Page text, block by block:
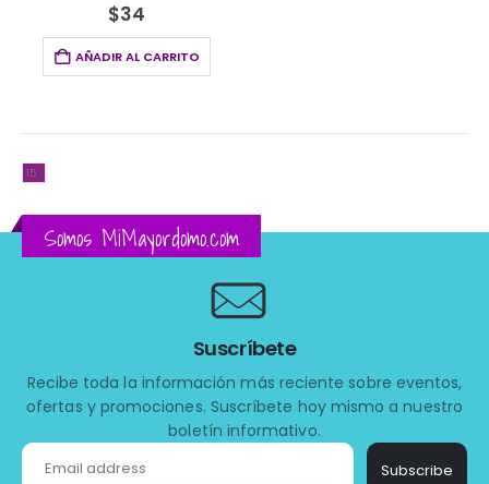
$34
AÑADIR AL CARRITO
Somos MiMayordomo.com
Suscríbete
Recibe toda la información más reciente sobre eventos,
ofertas y promociones. Suscríbete hoy mismo a nuestro
boletín informativo.
Subscribe